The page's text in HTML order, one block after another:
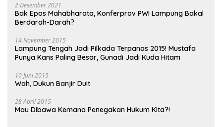
2 Desember 2021
Bak Epos Mahabharata, Konferprov PWI Lampung Bakal
Berdarah-Darah?
14 November 2015
Lampung Tengah Jadi Pilkada Terpanas 2015! Mustafa
Punya Kans Paling Besar, Gunadi Jadi Kuda Hitam
10 Juni 2015
Wah, Dukun Banjir Duit
28 April 2015
Mau Dibawa Kemana Penegakan Hukum Kita?!